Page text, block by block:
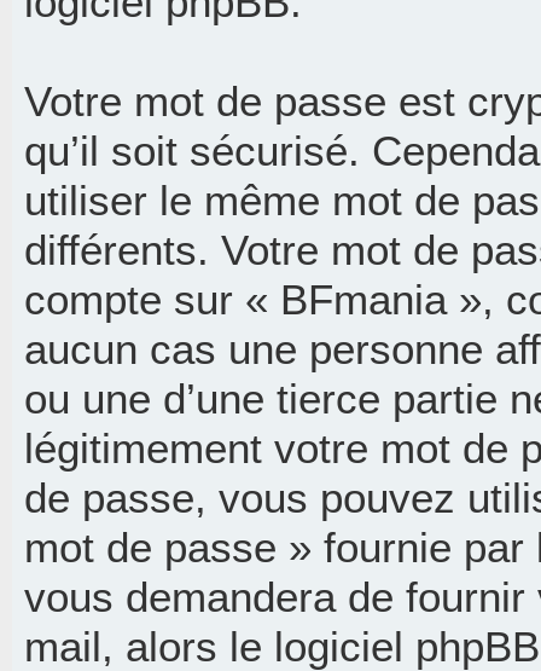
Votre mot de passe est
qu’il soit sécurisé.
utiliser le même mot de
différents. Votre mot de
compte sur « BFmania »,
aucun cas une personne
ou une d’une tierce partie
légitimement votre mot de
de passe, vous pouvez
mot de passe » fournie
vous demandera de
mail, alors le logiciel